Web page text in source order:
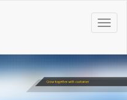
T
o
g
l
n